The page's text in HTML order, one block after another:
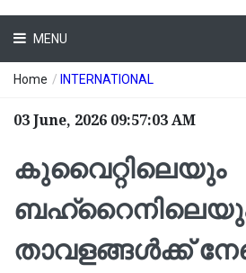
MENU
Home / INTERNATIONAL
03 June, 2026 09:57:03 AM
കുവൈറ്റിലെയും
താവളങ്ങൾക്ക്